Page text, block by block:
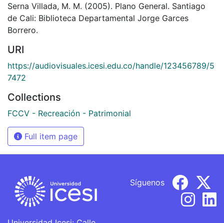
Serna Villada, M. M. (2005). Plano General. Santiago
de Cali: Biblioteca Departamental Jorge Garces
Borrero.
URI
https://audiovisuales.icesi.edu.co/handle/123456789/5
7472
Collections
FCCV - Recreación - Patrimonial
Full item page
Síguenos